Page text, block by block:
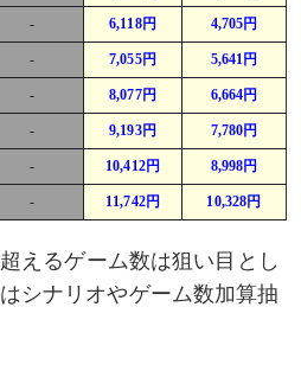
- 6,118円 4,705円
- 7,055円 5,641円
- 8,077円 6,664円
- 9,193円 7,780円
- 10,412円 8,998円
- 11,742円 10,328円
えるゲーム数は狙い目とし
シナリオやゲーム数加算抽